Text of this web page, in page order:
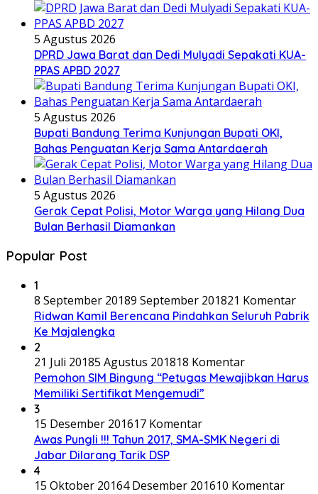
5 Agustus 2026
DPRD Jawa Barat dan Dedi Mulyadi Sepakati KUA-
PPAS APBD 2027
5 Agustus 2026
Bupati Bandung Terima Kunjungan Bupati OKI,
Bahas Penguatan Kerja Sama Antardaerah
5 Agustus 2026
Gerak Cepat Polisi, Motor Warga yang Hilang Dua
Bulan Berhasil Diamankan
Popular Post
1
8 September 20189 September 201821 Komentar
Ridwan Kamil Berencana Pindahkan Seluruh Pabrik
Ke Majalengka
2
21 Juli 20185 Agustus 201818 Komentar
Pemohon SIM Bingung “Petugas Mewajibkan Harus
Memiliki Sertifikat Mengemudi”
3
15 Desember 201617 Komentar
Awas Pungli !!! Tahun 2017, SMA-SMK Negeri di
Jabar Dilarang Tarik DSP
4
15 Oktober 20164 Desember 201610 Komentar